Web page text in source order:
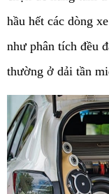
hầu hết các dòng
như phân tích đều
thường ở dải tần